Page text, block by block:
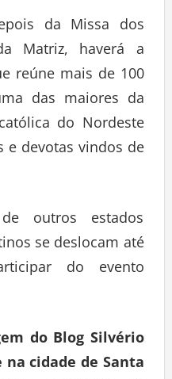
da Missa dos
Matriz, haverá a
reúne mais de 100
das maiores da
do Nordeste
e devotas vindos de
outros estados
se deslocam até
do evento
do Blog Silvério
cidade de Santa